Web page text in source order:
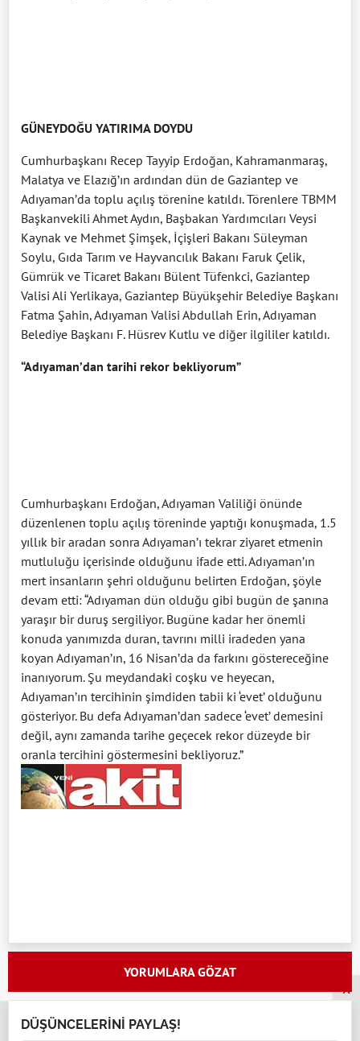
GÜNEYDOĞU YATIRIMA DOYDU
Cumhurbaşkanı Recep Tayyip Erdoğan, Kahramanmaraş,
Malatya ve Elazığ’ın ardından dün de Gaziantep ve
Adıyaman’da toplu açılış törenine katıldı. Törenlere TBMM
Başkanvekili Ahmet Aydın, Başbakan Yardımcıları Veysi
Kaynak ve Mehmet Şimşek, İçişleri Bakanı Süleyman
Soylu, Gıda Tarım ve Hayvancılık Bakanı Faruk Çelik,
Gümrük ve Ticaret Bakanı Bülent Tüfenkci, Gaziantep
Valisi Ali Yerlikaya, Gaziantep Büyükşehir Belediye Başkanı
Fatma Şahin, Adıyaman Valisi Abdullah Erin, Adıyaman
Belediye Başkanı F. Hüsrev Kutlu ve diğer ilgililer katıldı.
“Adıyaman’dan tarihi rekor bekliyorum”
Cumhurbaşkanı Erdoğan, Adıyaman Valiliği önünde
düzenlenen toplu açılış töreninde yaptığı konuşmada, 1.5
yıllık bir aradan sonra Adıyaman’ı tekrar ziyaret etmenin
mutluluğu içerisinde olduğunu ifade etti. Adıyaman’ın
mert insanların şehri olduğunu belirten Erdoğan, şöyle
devam etti: “Adıyaman dün olduğu gibi bugün de şanına
yaraşır bir duruş sergiliyor. Bugüne kadar her önemli
konuda yanımızda duran, tavrını milli iradeden yana
koyan Adıyaman’ın, 16 Nisan’da da farkını göstereceğine
inanıyorum. Şu meydandaki coşku ve heyecan,
Adıyaman’ın tercihinin şimdiden tabii ki ‘evet’ olduğunu
gösteriyor. Bu defa Adıyaman’dan sadece ‘evet’ demesini
değil, aynı zamanda tarihe geçecek rekor düzeyde bir
oranla tercihini göstermesini bekliyoruz.”
YORUMLARA GÖZAT
DÜŞÜNCELERİNİ PAYLAŞ!
x